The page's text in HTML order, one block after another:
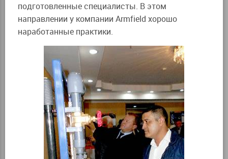
подготовленные специалисты. В этом
направлении у компании Armfield хорошо
наработанные практики.